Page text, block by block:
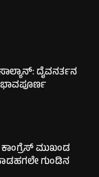
ದೈವನರ್ತನ
ಭಾವಪೂರ್ಣ
ಮುಖಂಡ
ಗುಂಡಿನ